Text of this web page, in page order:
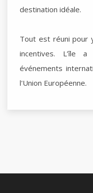
destination idéale.
Tout est réuni pour
incentives. L’île
événements
l'Union Européenne.